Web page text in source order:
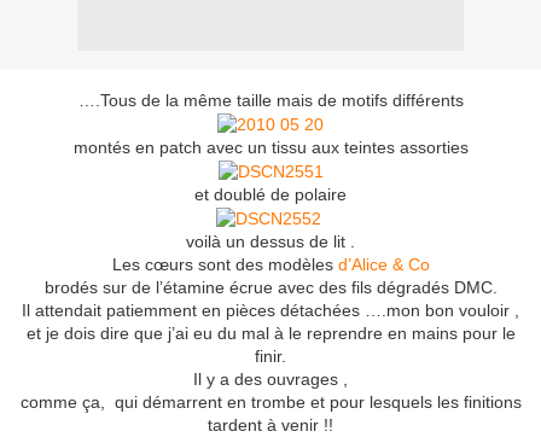
….Tous de la même taille mais de motifs différents
montés en patch avec un tissu aux teintes assorties
et doublé de polaire
voilà un dessus de lit .
Les cœurs sont des modèles d’Alice & Co
brodés sur de l’étamine écrue avec des fils dégradés DMC.
Il attendait patiemment en pièces détachées ….mon bon vouloir ,
et je dois dire que j’ai eu du mal à le reprendre en mains pour le
finir.
Il y a des ouvrages ,
comme ça, qui démarrent en trombe et pour lesquels les finitions
tardent à venir !!